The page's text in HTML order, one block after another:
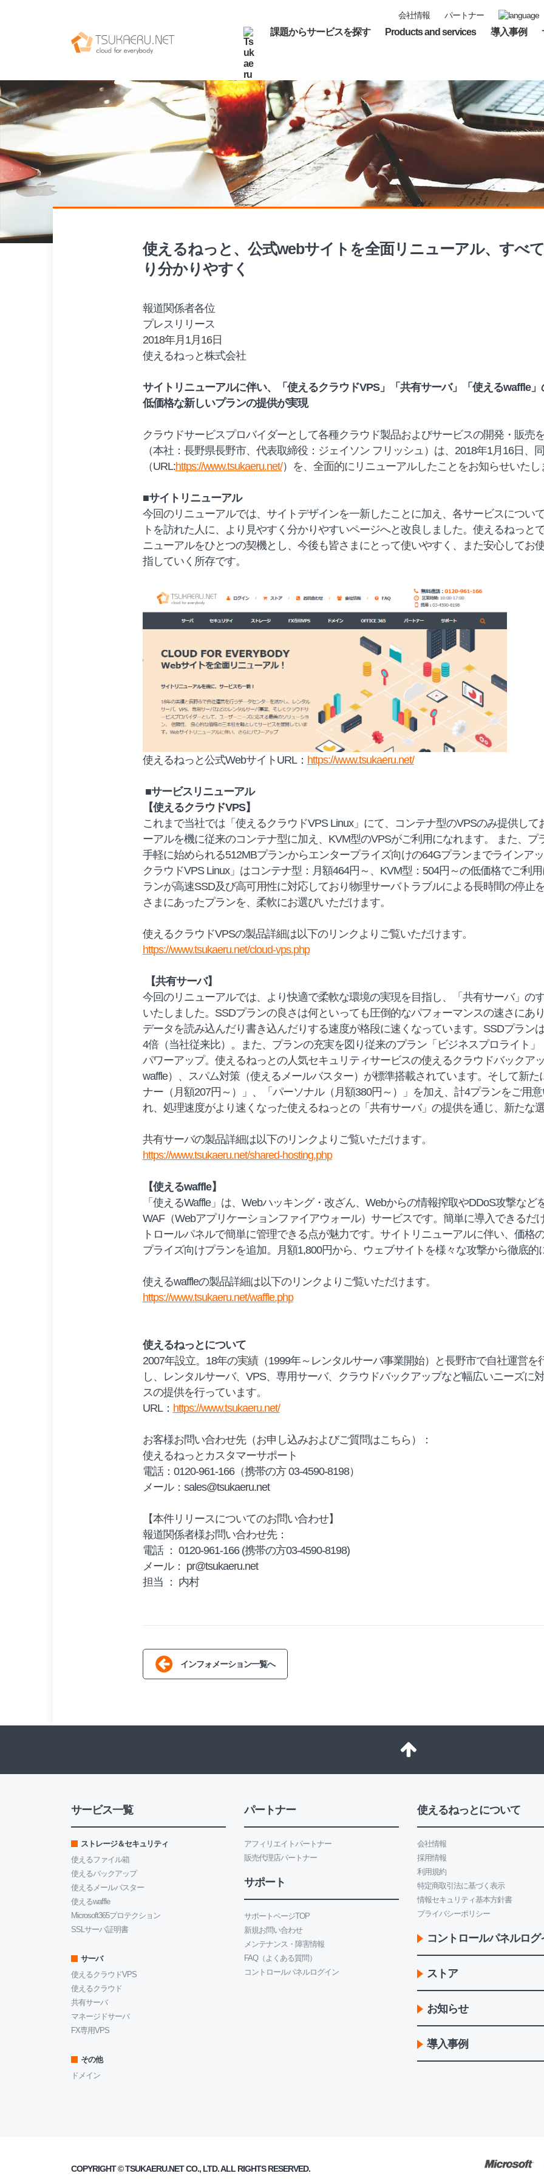
会社情報 パートナー
課題からサービスを探す Products and services 導入事例
使えるねっと、公式webサイトを全面リニューアル、すべ
り分かりやすく
報道関係者各位
プレスリリース
2018年月1月16日
使えるねっと株式会社
サイトリニューアルに伴い、「使えるクラウドVPS」「共有サーバ」「使えるwaffle
低価格な新しいプランの提供が実現
クラウドサービスプロバイダーとして各種クラウド製品およびサービスの開発・販売
（本社：長野県長野市、代表取締役：ジェイソン フリッシュ）は、2018年1月16日、
（URL:https://www.tsukaeru.net/）を、全面的にリニューアルしたことをお知らせいたし
■サイトリニューアル
今回のリニューアルでは、サイトデザインを一新したことに加え、各サービスについ
トを訪れた人に、より見やすく分かりやすいページへと改良しました。使えるねっと
ニューアルをひとつの契機とし、今後も皆さまにとって使いやすく、また安心してお
指していく所存です。
使えるねっと公式WebサイトURL： https://www.tsukaeru.net/
■サービスリニューアル
【使えるクラウドVPS】
これまで当社では「使えるクラウドVPS Linux」にて、コンテナ型のVPSのみ提供し
ーアルを機に従来のコンテナ型に加え、KVM型のVPSがご利用になれます。 また、プ
手軽に始められる512MBプランからエンタープライズ向けの64Gプランまでラインア
クラウドVPS Linux」はコンテナ型：月額464円～、KVM型：504円～の低価格でご利
ランが高速SSD及び高可用性に対応しており物理サーバトラブルによる長時間の停止
さまにあったプランを、柔軟にお選びいただけます。
使えるクラウドVPSの製品詳細は以下のリンクよりご覧いただけます。
https://www.tsukaeru.net/cloud-vps.php
【共有サーバ】
今回のリニューアルでは、より快適で柔軟な環境の実現を目指し、「共有サーバ」の
いたしました。SSDプランの良さは何といっても圧倒的なパフォーマンスの速さにあ
データを読み込んだり書き込んだりする速度が格段に速くなっています。SSDプラン
4倍（当社従来比）。また、プランの充実を図り従来のプラン「ビジネスプロライト
パワーアップ。使えるねっとの人気セキュリティサービスの使えるクラウドバックア
waffle）、スパム対策（使えるメールバスター）が標準搭載されています。そして新
ナー（月額207円～）」、「パーソナル（月額380円～）」を加え、計4プランをご用
れ、処理速度がより速くなった使えるねっとの「共有サーバ」の提供を通じ、新たな
共有サーバの製品詳細は以下のリンクよりご覧いただけます。
https://www.tsukaeru.net/shared-hosting.php
【使えるwaffle】
「使えるWaffle」は、Webハッキング・改ざん、Webからの情報搾取やDDoS攻撃など
WAF（Webアプリケーションファイアウォール）サービスです。簡単に導入できるだ
トロールパネルで簡単に管理できる点が魅力です。サイトリニューアルに伴い、価格
プライズ向けプランを追加。月額1,800円から、ウェブサイトを様々な攻撃から徹底的
使えるwaffleの製品詳細は以下のリンクよりご覧いただけます。
https://www.tsukaeru.net/waffle.php
使えるねっとについて
2007年設立。18年の実績（1999年～レンタルサーバ事業開始）と長野市で自社運営を
し、レンタルサーバ、VPS、専用サーバ、クラウドバックアップなど幅広いニーズに
スの提供を行っています。
URL： https://www.tsukaeru.net/
お客様お問い合わせ先（お申し込みおよびご質問はこちら）：
使えるねっとカスタマーサポート
電話：0120-961-166（携帯の方 03-4590-8198）
メール：sales@tsukaeru.net
【本件リリースについてのお問い合わせ】
報道関係者様お問い合わせ先：
電話 ： 0120-961-166 (携帯の方03-4590-8198)
メール： pr@tsukaeru.net
担当 ： 内村
インフォメーション一覧へ
サービス一覧
ストレージ＆セキュリティ
使えるファイル箱
使えるバックアップ
使えるメールバスター
使えるwaffle
Microsoft365プロテクション
SSLサーバ証明書
サーバ
使えるクラウドVPS
使えるクラウド
共有サーバ
マネージドサーバ
FX専用VPS
その他
ドメイン
パートナー
アフィリエイトパートナー
販売代理店パートナー
サポート
サポートページTOP
新規お問い合わせ
メンテナンス・障害情報
FAQ（よくある質問）
コントロールパネルログイン
使えるねっとについて
会社情報
採用情報
利用規約
特定商取引法に基づく表示
情報セキュリティ基本方針書
プライバシーポリシー
コントロールパネルログ
ストア
お知らせ
導入事例
COPYRIGHT ©TSUKAERU.NETCO., LTD. ALL RIGHTS RESERVED.